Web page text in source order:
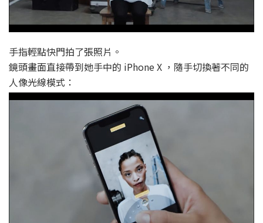
手指輕點快門拍了張照片。
鏡頭畫面直接帶到她手中的 iPhone X ，隨手切換著不同的
人像光線模式：